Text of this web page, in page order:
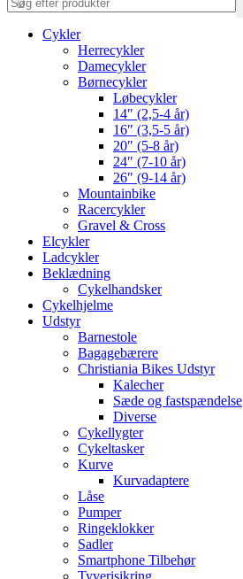
Cykler
Herrecykler
Damecykler
Børnecykler
Løbecykler
14″ (2,5-4 år)
16″ (3,5-5 år)
20″ (5-8 år)
24″ (7-10 år)
26″ (9-14 år)
Mountainbike
Racercykler
Gravel & Cross
Elcykler
Ladcykler
Beklædning
Cykelhandsker
Cykelhjelme
Udstyr
Barnestole
Bagagebærere
Christiania Bikes Udstyr
Kalecher
Sæde og fastspændelse
Diverse
Cykellygter
Cykeltasker
Kurve
Kurvadaptere
Låse
Pumper
Ringeklokker
Sadler
Smartphone Tilbehør
Tyverisikring